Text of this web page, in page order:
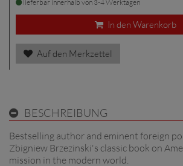
lieferbar innerhalb von 3-4 Werktagen
In den Warenkorb
Auf den Merkzettel
BESCHREIBUNG
Bestselling author and eminent foreign
Zbigniew Brzezinski's classic book on
mission in the modern world.